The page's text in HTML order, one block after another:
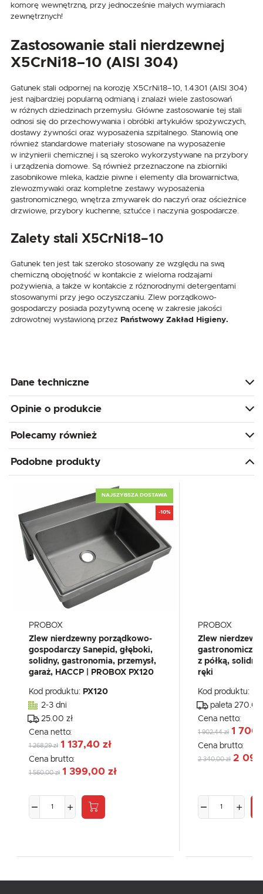
komorę wewnętrzną, przy jednocześnie małych wymiarach
zewnętrznych!
Zastosowanie stali nierdzewnej
X5CrNi18–10 (AISI 304)
Gatunek stali odpornej na korozję X5CrNi18–10, 1.4301 (AISI 304)
jest najbardziej popularną odmianą i znalazł wiele zastosowań
w różnych dziedzinach przemysłu. Główne zastosowanie tej stali
odnosi się do przechowywania i obróbki artykułów spożywczych,
dostawy żywności oraz wyposażenia szpitalnego. Stanowią one
również standardowe materiały stosowane na wyposażenie
w inżynierii chemicznej i są szeroko wykorzystywane na przybory
i urządzenia domowe. Są również przeznaczone na zbiorniki
zasobnikowe mleka, kadzie piwne i elementy dla browarnictwa,
zlewozmywaki oraz kompletne zestawy wyposażenia
gastronomicznego, wnętrza zmywarek do naczyń oraz ościeżnice
drzwiowe, przybory kuchenne, sztućce i naczynia gospodarcze.
Zalety stali X5CrNi18–10
Gatunek ten jest tak szeroko stosowany ze względu na swą
chemiczną obojętność w kontakcie z wieloma rodzajami
pożywienia, a także w kontakcie z różnorodnymi detergentami
stosowanymi przy jego oczyszczaniu. Zlew porządkowo-
gospodarczy posiada pozytywną ocenę w zakresie jakości
zdrowotnej wystawioną przez Państwowy Zakład Higieny.
Dane techniczne
Opinie o produkcie
Polecamy również
Podobne produkty
NAJSZYBSZA DOSTAWA
-10%
PROBOX
Zlew nierdzewny porządkowo-
gospodarczy Sanepid, głęboki,
solidny, gastronomia, przemysł,
garaż, HACCP | PROBOX PX120
Kod produktu: PX120
2-3 dni
25.00 zł
Cena netto:
1 268,29 zł 1 137,40 zł
Cena brutto:
1 560,00 zł 1 399,00 zł
PROBOX
Zlew
z półką,
ręki
Kod produktu:
paleta 270.00
Cena netto:
1 902,44 zł 1
Cena brutto:
2 340,00 zł 2